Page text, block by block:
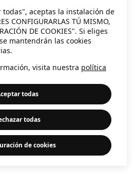
aceptas la instalación de
CONFIGURARLAS TÚ MISMO,
DE COOKIES". Si eliges
mantendrán las cookies
visita nuestra política
todas
todas
de cookies